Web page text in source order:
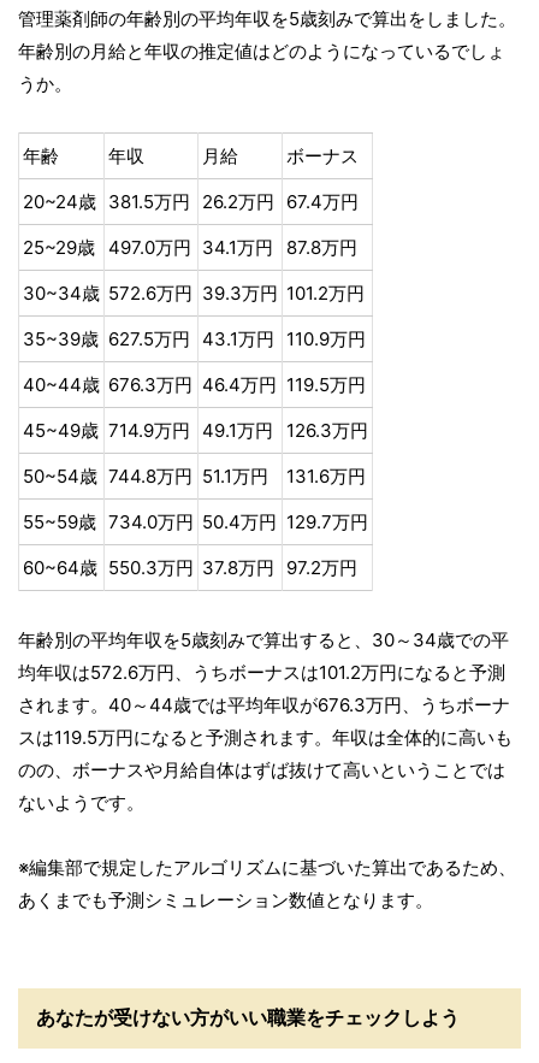
管理薬剤師の年齢別の平均年収を5歳刻みで算出をしました。
年齢別の月給と年収の推定値はどのようになっているでしょ
うか。
年齢 年収 月給
ボーナス
20~24歳 381.5万円 26.2万円
67.4万円
25~29歳 497.0万円 34.1万円
87.8万円
30~34歳 572.6万円 39.3万円 101.2万円
35~39歳 627.5万円 43.1万円
110.9万円
40~44歳 676.3万円 46.4万円 119.5万円
45~49歳 714.9万円 49.1万円
126.3万円
50~54歳 744.8万円 51.1万円
131.6万円
55~59歳 734.0万円 50.4万円 129.7万円
60~64歳 550.3万円 37.8万円 97.2万円
年齢別の平均年収を5歳刻みで算出すると、30～34歳での平
均年収は572.6万円、うちボーナスは101.2万円になると予測
されます。40～44歳では平均年収が676.3万円、うちボーナ
スは119.5万円になると予測されます。年収は全体的に高いも
のの、ボーナスや月給自体はずば抜けて高いということでは
ないようです。
※編集部で規定したアルゴリズムに基づいた算出であるため、
あくまでも予測シミュレーション数値となります。
あなたが受けない方がいい職業をチェックしよう